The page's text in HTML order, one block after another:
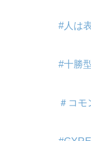
#人は
#十勝
＃コ